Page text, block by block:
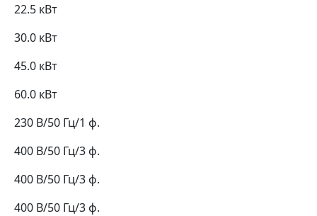
22.5 кВт
30.0 кВт
45.0 кВт
60.0 кВт
230 В/50 Гц/1 ф.
400 В/50 Гц/3 ф.
400 В/50 Гц/3 ф.
400 В/50 Гц/3 ф.